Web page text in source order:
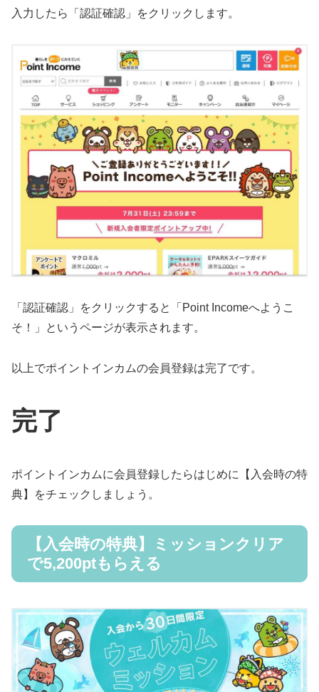
入力したら「認証確認」をクリックします。
「認証確認」をクリックすると「Point Incomeへようこ
そ！」というページが表示されます。
以上でポイントインカムの会員登録は完了です。
完了
ポイントインカムに会員登録したらはじめに【入会時の特
典】をチェックしましょう。
【入会時の特典】ミッションクリア
で5,200ptもらえる